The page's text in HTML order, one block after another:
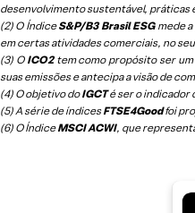
desenvolvimento sustentável, práticas
(2) O ÍndiceS&P/B3 Brasil ESGmede a
em certas atividades comerciais, no
(3) O ICO2tem como propósito ser
suas emissões e antecipa a visão de
(4) O objetivo doIGCTé ser o indicador
(5)A série de índicesFTSE4Goodfoi
(6) O ÍndiceMSCI ACWI, que